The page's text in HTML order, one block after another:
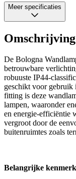
Meer specificaties
Omschrijving
De Bologna
betrouwbare
robuuste IP44-
geschikt voor
fitting is deze
lampen, waaronder
en energie-efficiëntie
vergroot door de
buitenruimtes zoals
Belangrijke